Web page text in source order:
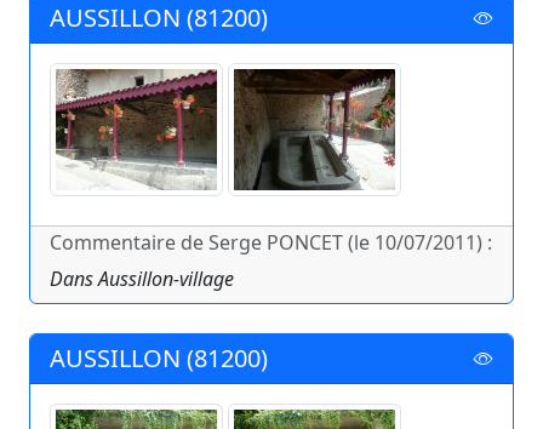
AUSSILLON (81200)
Commentaire de Serge PONCET (le 10/07/2011) :
Dans Aussillon-village
AUSSILLON (81200)